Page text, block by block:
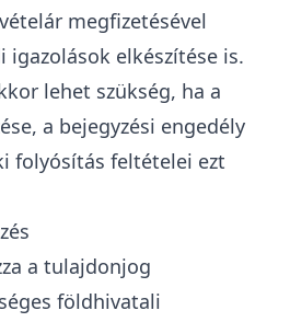
megfizetésével
igazolások elkészítése is.
lehet szükség, ha a
a bejegyzési engedély
folyósítás feltételei ezt
a tulajdonjog
földhivatali